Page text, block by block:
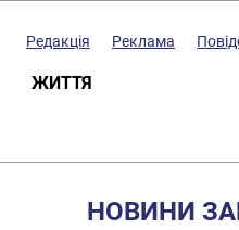
Редакція Реклама
ЖИТТЯ
НОВИНИ